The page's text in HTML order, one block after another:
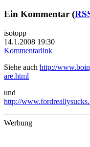
Ein Kommentar (
isotopp
14.1.2008 19:30
Kommentarlink
Siehe auch http://
are.html
und
http://
Werbung